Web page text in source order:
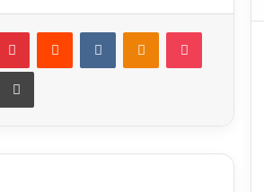
PinterestReddit VKontakteOdnoklassniki
Pocket
por correo electrónicoImprimir